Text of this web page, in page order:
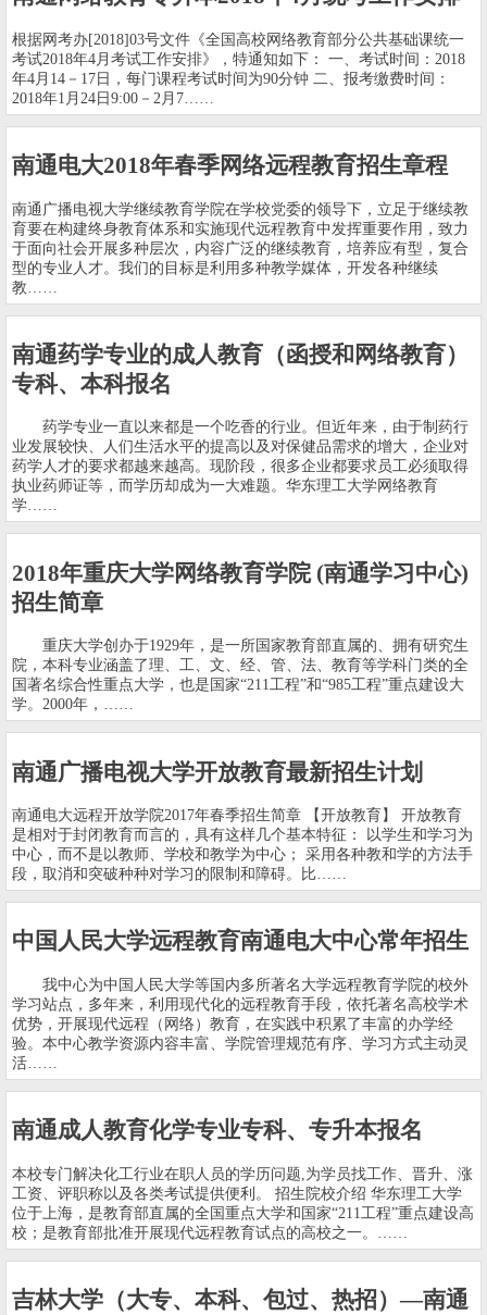
根据网考办[2018]03号文件《全国高校网络教育部分公共基础课统一
考试2018年4月考试工作安排》，特通知如下： 一、考试时间：2018
年4月14－17日，每门课程考试时间为90分钟 二、报考缴费时间：
2018年1月24日9:00－2月7……
南通电大2018年春季网络远程教育招生章程
南通广播电视大学继续教育学院在学校党委的领导下，立足于继续教
育要在构建终身教育体系和实施现代远程教育中发挥重要作用，致力
于面向社会开展多种层次，内容广泛的继续教育，培养应有型，复合
型的专业人才。我们的目标是利用多种教学媒体，开发各种继续
教……
南通药学专业的成人教育（函授和网络教育）
专科、本科报名
药学专业一直以来都是一个吃香的行业。但近年来，由于制药行
业发展较快、人们生活水平的提高以及对保健品需求的增大，企业对
药学人才的要求都越来越高。现阶段，很多企业都要求员工必须取得
执业药师证等，而学历却成为一大难题。华东理工大学网络教育
学……
2018年重庆大学网络教育学院 (南通学习中心)
招生简章
重庆大学创办于1929年，是一所国家教育部直属的、拥有研究生
院，本科专业涵盖了理、工、文、经、管、法、教育等学科门类的全
国著名综合性重点大学，也是国家“211工程”和“985工程”重点建设大
学。2000年，……
南通广播电视大学开放教育最新招生计划
南通电大远程开放学院2017年春季招生简章 【开放教育】 开放教育
是相对于封闭教育而言的，具有这样几个基本特征： 以学生和学习为
中心，而不是以教师、学校和教学为中心； 采用各种教和学的方法手
段，取消和突破种种对学习的限制和障碍。比……
中国人民大学远程教育南通电大中心常年招生
我中心为中国人民大学等国内多所著名大学远程教育学院的校外
学习站点，多年来，利用现代化的远程教育手段，依托著名高校学术
优势，开展现代远程（网络）教育，在实践中积累了丰富的办学经
验。本中心教学资源内容丰富、学院管理规范有序、学习方式主动灵
活……
南通成人教育化学专业专科、专升本报名
本校专门解决化工行业在职人员的学历问题,为学员找工作、晋升、涨
工资、评职称以及各类考试提供便利。 招生院校介绍 华东理工大学
位于上海，是教育部直属的全国重点大学和国家“211工程”重点建设高
校；是教育部批准开展现代远程教育试点的高校之一。……
吉林大学（大专、本科、包过、热招）—南通